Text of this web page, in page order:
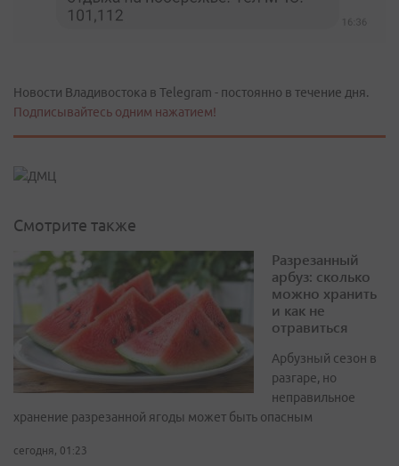
Новости Владивостока в Telegram - постоянно в течение дня.
Подписывайтесь одним нажатием!
Смотрите также
Разрезанный
арбуз: сколько
можно хранить
и как не
отравиться
Арбузный сезон в
разгаре, но
неправильное
хранение разрезанной ягоды может быть опасным
сегодня, 01:23